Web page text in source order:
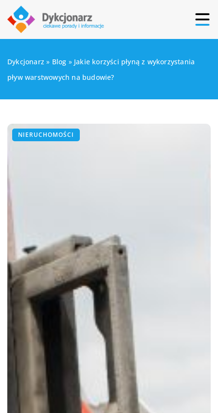
Dykcjonarz » Blog » Jakie korzyści płyną z wykorzystania
pływ warstwowych na budowie?
NIERUCHOMOŚCI